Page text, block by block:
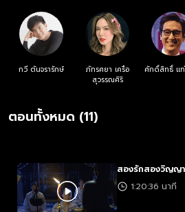
กวี ตันจรารักษ์
ภัทรศยา เครือ
สุวรรณศิริ
ศักดิ์สิทธิ์ แ
ตอนทั้งหมด (11)
สองรักสองวิญญา
1:20:36 นาที